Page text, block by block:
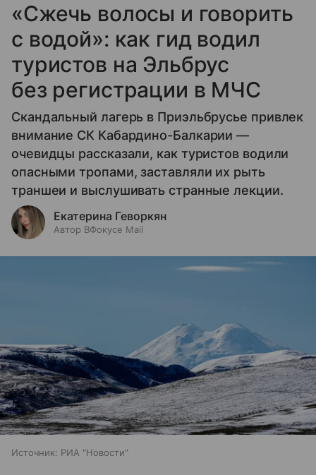
«Сжечь волосы и говорить
с водой»: как гид водил
туристов на Эльбрус
без регистрации в МЧС
Скандальный лагерь в Приэльбрусье привлек
внимание СК Кабардино-Балкарии —
очевидцы рассказали, как туристов водили
опасными тропами, заставляли их рыть
траншеи и выслушивать странные лекции.
Екатерина Геворкян
Автор ВФокусе Mail
Источник: РИА "Новости"